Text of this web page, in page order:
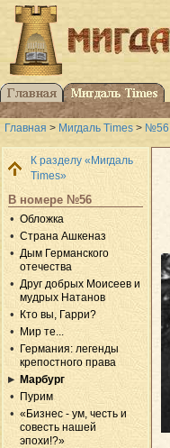
Главная > Мигдаль Times > №56
К разделу «Мигдаль
Times»
В номере №56
Обложка
Страна Ашкеназ
Дым Германского
отечества
Друг добрых Моисеев и
мудрых Натанов
Кто вы, Гарри?
Мир те...
Германия: легенды
крепостного права
Марбург
Пурим
«Бизнес - ум, честь и
совесть нашей
эпохи!?»